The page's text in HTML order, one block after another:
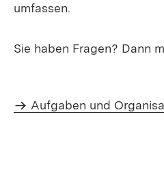
umfassen.
Sie haben Fragen? Dann
Aufgaben und